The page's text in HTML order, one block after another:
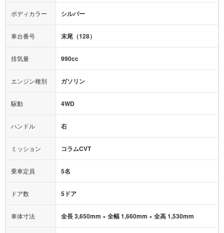
CD
ミュージックプレイヤー接続可
後席モニター
エアバッグ：
運転席 助手席
衝撃緩和ヘッドレスト
サポカー
アダプティブクルーズコントロール
ヒルディセントコントロール
オートマチックハイビーム
ボディカラー シルバー
車台番号 末尾（128）
排気量 990cc
エンジン種別 ガソリン
駆動 4WD
ハンドル 右
ミッション コラムCVT
乗車定員 5名
ドア数 5ドア
車体寸法 全長 3,650mm × 全幅 1,660mm × 全高 1,530mm